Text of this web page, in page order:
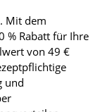
Mit dem
% Rabatt für Ihre
von 49 €
und